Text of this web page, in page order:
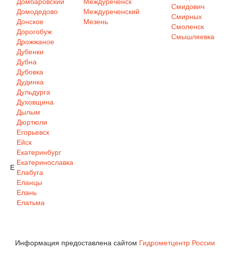
Домодедово
Донское
Дорогобуж
Дрожжаное
Дубенки
Дубна
Дубовка
Дудинка
Дульдурга
Духовщина
Дылым
Дюртюли
Е
Егорьевск
Ейск
Екатеринбург
Екатеринославка
Елабуга
Еланцы
Елань
Елатьма
Междуреченский
Мезень
Смидович
Смирных
Смоленск
Смышляевка
Информация предоставлена сайтом Гидрометцентр России